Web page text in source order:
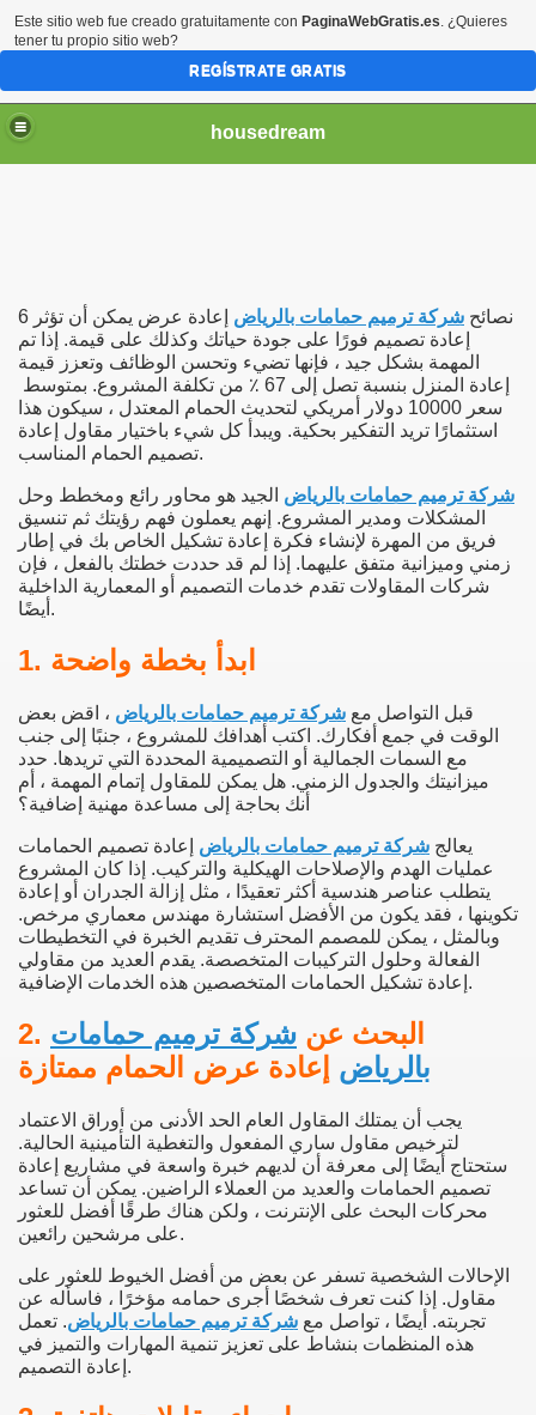
housedream
6 نصائح شركة ترميم حمامات بالرياض إعادة عرض يمكن أن تؤثر
إعادة تصميم فورًا على جودة حياتك وكذلك على قيمة. إذا تم
المهمة بشكل جيد ، فإنها تضيء وتحسن الوظائف وتعزز قيمة
إعادة المنزل بنسبة تصل إلى 67 ٪ من تكلفة المشروع.
بمتوسط ​​
سعر 10000 دولار أمريكي لتحديث الحمام المعتدل ، سيكون هذا
استثمارًا تريد التفكير بحكية. ويبدأ كل شيء باختيار مقاول إعادة
تصميم الحمام المناسب.
شركة ترميم حمامات بالرياض الجيد هو محاور رائع ومخطط وحل
المشكلات ومدير المشروع. إنهم يعملون فهم رؤيتك ثم تنسيق
فريق من المهرة لإنشاء فكرة إعادة تشكيل الخاص بك في إطار
زمني وميزانية متفق عليهما. إذا لم قد حددت خطتك بالفعل ، فإن
شركات المقاولات تقدم خدمات التصميم أو المعمارية الداخلية
أيضًا.
1. ابدأ بخطة واضحة
قبل التواصل مع شركة ترميم حمامات بالرياض ، اقض بعض
الوقت في جمع أفكارك. اكتب أهدافك للمشروع ، جنبًا إلى جنب
مع السمات الجمالية أو التصميمية المحددة التي تريدها. حدد
ميزانيتك والجدول الزمني. هل يمكن للمقاول إتمام المهمة ، أم
أنك بحاجة إلى مساعدة مهنية إضافية؟
يعالج شركة ترميم حمامات بالرياض إعادة تصميم الحمامات
عمليات الهدم والإصلاحات الهيكلية والتركيب. إذا كان المشروع
يتطلب عناصر هندسية أكثر تعقيدًا ، مثل إزالة الجدران أو إعادة
تكوينها ، فقد يكون من الأفضل استشارة مهندس معماري مرخص.
وبالمثل ، يمكن للمصمم المحترف تقديم الخبرة في التخطيطات
الفعالة وحلول التركيبات المتخصصة. يقدم العديد من مقاولي
إعادة تشكيل الحمامات المتخصصين هذه الخدمات الإضافية.
2. البحث عن شركة ترميم حمامات
بالرياض إعادة عرض الحمام ممتازة
يجب أن يمتلك المقاول العام الحد الأدنى من أوراق الاعتماد
لترخيص مقاول ساري المفعول والتغطية التأمينية الحالية.
ستحتاج أيضًا إلى معرفة أن لديهم خبرة واسعة في مشاريع إعادة
تصميم الحمامات والعديد من العملاء الراضين. يمكن أن تساعد
محركات البحث على الإنترنت ، ولكن هناك طرقًا أفضل للعثور
على مرشحين رائعين.
الإحالات الشخصية تسفر عن بعض من أفضل الخيوط للعثور على
مقاول. إذا كنت تعرف شخصًا أجرى حمامه مؤخرًا ، فاسأله عن
تجربته. أيضًا ، تواصل مع شركة ترميم حمامات بالرياض. تعمل
هذه المنظمات بنشاط على تعزيز تنمية المهارات والتميز في
إعادة التصميم.
Este sitio web fue creado gratuitamente con PaginaWebGratis.es. ¿Quieres
tener tu propio sitio web?
REGÍSTRATE GRATIS